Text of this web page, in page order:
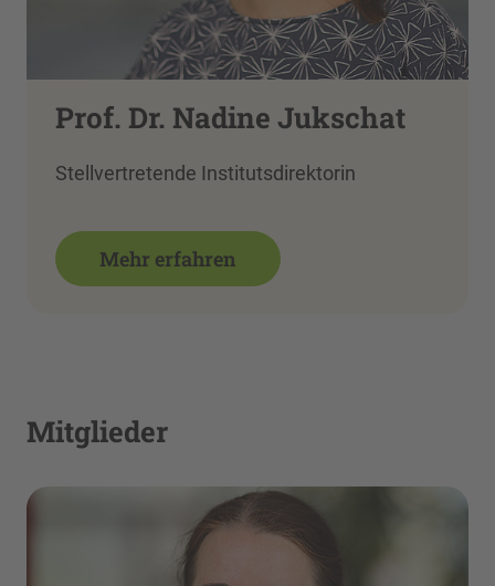
Prof. Dr. Nadine Jukschat
Stellvertretende Institutsdirektorin
Mehr erfahren
Mitglieder